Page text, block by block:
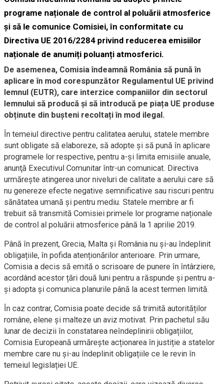
programe naționale de control al poluării atmosferice
și să le comunice Comisiei, în conformitate cu
Directiva UE 2016/2284 privind reducerea emisiilor
naționale de anumiți poluanți atmosferici.
De asemenea, Comisia îndeamnă România să pună în
aplicare în mod corespunzător Regulamentul UE privind
lemnul (EUTR), care interzice companiilor din sectorul
lemnului să producă și să introducă pe piața UE produse
obținute din bușteni recoltați în mod ilegal.
În temeiul directive pentru calitatea aerului, statele membre
sunt obligate să elaboreze, să adopte și să pună în aplicare
programele lor respective, pentru a-și limita emisiile anuale,
anunţă Executivul Comunitar într-un comunicat. Directiva
urmărește atingerea unor niveluri de calitate a aerului care să
nu genereze efecte negative semnificative sau riscuri pentru
sănătatea umană și pentru mediu. Statele membre ar fi
trebuit să transmită Comisiei primele lor programe naționale
de control al poluării atmosferice până la 1 aprilie 2019.
Până în prezent, Grecia, Malta și România nu și-au îndeplinit
obligațiile, în pofida atenționărilor anterioare. Prin urmare,
Comisia a decis să emită o scrisoare de punere în întârziere,
acordând acestor țări două luni pentru a răspunde și pentru a-
și adopta și comunica planurile până la acest termen limită.
În caz contrar, Comisia poate decide să trimită autorităților
române, elene și malteze un aviz motivat. Prin pachetul său
lunar de decizii în constatarea neîndeplinirii obligațiilor,
Comisia Europeană urmărește acționarea în justiție a statelor
membre care nu și-au îndeplinit obligațiile ce le revin în
temeiul legislației UE.